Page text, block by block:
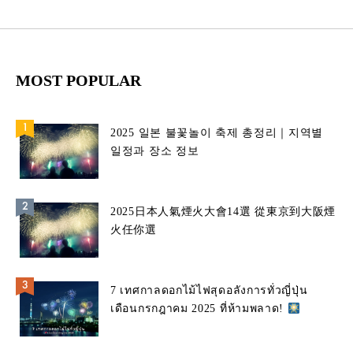
MOST POPULAR
2025 일본 불꽃놀이 축제 총정리｜지역별
일정과 장소 정보
2025日本人氣煙火大會14選 從東京到大阪煙
火任你選
7 เทศกาลดอกไม้ไฟสุดอลังการทั่วญี่ปุ่น
เดือนกรกฎาคม 2025 ที่ห้ามพลาด!